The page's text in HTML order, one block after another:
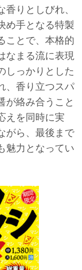
りとしびれ、
め手となる特製
ことで、本格的
なまる流に表現
しっかりとした
、香り立つスパ
が絡み合うこと
えを同時に実
がら、最後まで
魅力となってい